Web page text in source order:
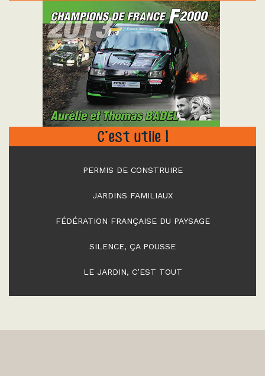
"
C’est utile !
PERMIS DE CONSTRUIRE
JARDINS FAMILIAUX
FÉDÉRATION FRANÇAISE DU PAYSAGE
SILENCE, ÇA POUSSE
LE JARDIN, C’EST TOUT